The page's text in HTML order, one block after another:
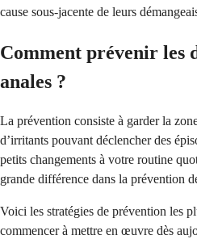
cause sous-jacente de leurs
Comment prévenir les
anales ?
La prévention consiste à garder la
d’irritants pouvant déclencher des
petits changements à votre routine
grande différence dans la prévention
Voici les stratégies de prévention les
commencer à mettre en œuvre dès